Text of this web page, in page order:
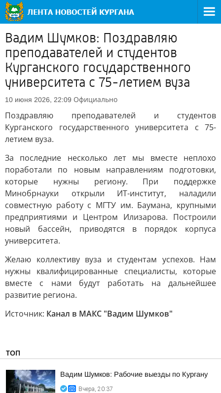
Вадим Шумков: Поздравляю
преподавателей и студентов
Курганского государственного
университета с 75-летием вуза
10 июня 2026, 22:09 Официально
Поздравляю преподавателей и студентов
Курганского государственного университета с 75-
летием вуза.
За последние несколько лет мы вместе неплохо
поработали по новым направлениям подготовки,
которые нужны региону. При поддержке
Минобрнауки открыли ИТ-институт, наладили
совместную работу с МГТУ им. Баумана, крупными
предприятиями и Центром Илизарова. Построили
новый бассейн, приводятся в порядок корпуса
университета.
Желаю коллективу вуза и студентам успехов. Нам
нужны квалифицированные специалисты, которые
вместе с нами будут работать на дальнейшее
развитие региона.
Источник: Канал в МАКС "Вадим Шумков"
ТОП
Вадим Шумков: Рабочие выезды по Кургану
Вчера, 20:37